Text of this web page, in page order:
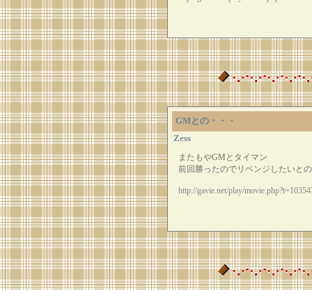
GMとの・・・
Zess
またもやGMとタイマン
前回勝ったのでリベンジしたいと
http://gavie.net/play/